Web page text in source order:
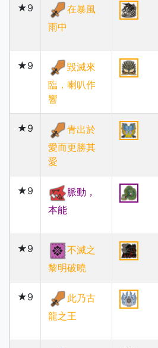
★9
在暴風
雨中
★9
毀滅來
臨，喇叭作
響
★9
青出於
愛而更勝其
愛
★9
脈動，
本能
★9
不滅之
黎明破曉
★9
此乃古
龍之王